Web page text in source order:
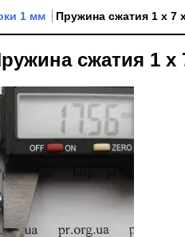
1 мм Пружина сжатия 1 х 7
сжатия 1 х